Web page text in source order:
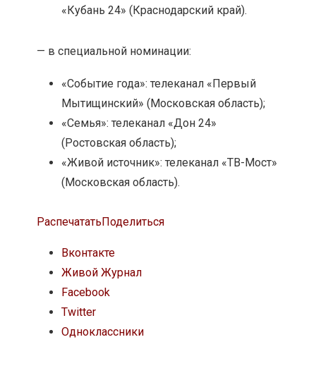
«Кубань 24» (Краснодарский край).
— в специальной номинации:
«Событие года»: телеканал «Первый
Мытищинский» (Московская область);
«Семья»: телеканал «Дон 24»
(Ростовская область);
«Живой источник»: телеканал «ТВ-Мост»
(Московская область).
РаспечататьПоделиться
Вконтакте
Живой Журнал
Facebook
Twitter
Одноклассники